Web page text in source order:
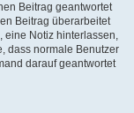
Beitrag geantwortet
Beitrag überarbeitet
eine Notiz hinterlassen,
dass normale Benutzer
darauf geantwortet